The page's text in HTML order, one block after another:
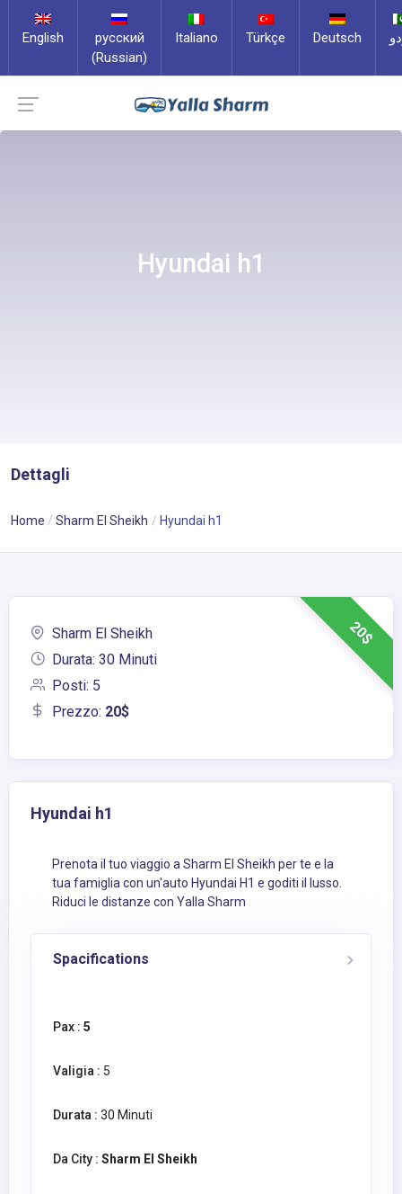
English
русский
(Russian)
Italiano Türkçe Deutsch
Hyundai h1
Dettagli
Home Sharm El Sheikh Hyundai h1
20$
Sharm El Sheikh
Durata: 30 Minuti
Posti: 5
Prezzo: 20$
Hyundai h1
Prenota il tuo viaggio a Sharm El Sheikh per te e la
tua famiglia con un'auto Hyundai H1 e goditi il lusso.
Riduci le distanze con Yalla Sharm
Spacifications
Pax : 5
Valigia : 5
Durata : 30 Minuti
Da City : Sharm El Sheikh